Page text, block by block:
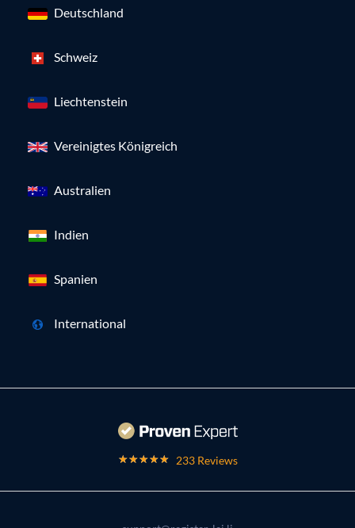
Deutschland
Schweiz
Liechtenstein
Vereinigtes Königreich
Australien
Indien
Spanien
International
233 Reviews